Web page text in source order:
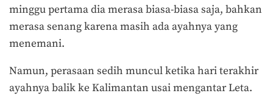
minggu pertama dia merasa biasa-biasa saja, bahkan
merasa senang karena masih ada ayahnya yang
menemani.
Namun, perasaan sedih muncul ketika hari terakhir
ayahnya balik ke Kalimantan usai mengantar Leta.